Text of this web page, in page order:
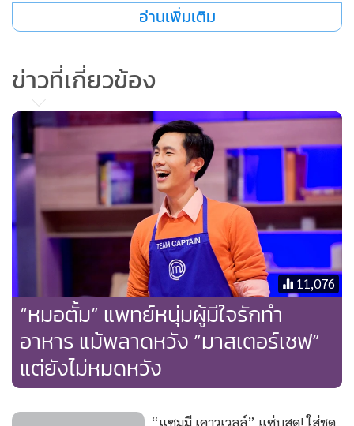
อ่านเพิ่มเติม
ข่าวที่เกี่ยวข้อง
11,076
“หมอตั้ม” แพทย์หนุ่มผู้มีใจรักทำ
อาหาร แม้พลาดหวัง ”มาสเตอร์เชฟ”
แต่ยังไม่หมดหวัง
“แซมมี เคาวเวลล์” แซ่บสุด! ใส่ชุด